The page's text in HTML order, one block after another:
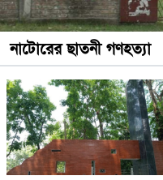
নাটোরের ছাতনী গণহত্যা